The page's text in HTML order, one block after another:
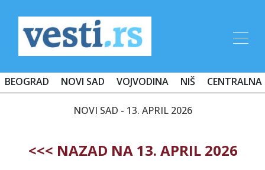
BEOGRAD NOVI SAD VOJVODINA NIŠ CENTRALNA
NOVI SAD - 13. APRIL 2026
<<< NAZAD NA 13. APRIL 2026